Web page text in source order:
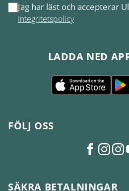
Jag har läst och accepterar
Integritetspolicy
LADDA NED
FÖLJ OSS
SÄKRA BETALNINGAR